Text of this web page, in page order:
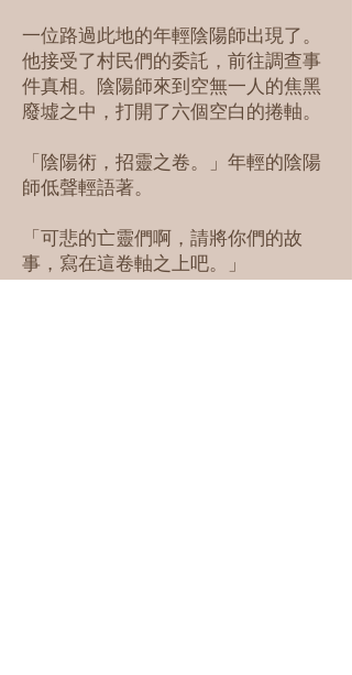
一位路過此地的年輕陰陽師出現了。
他接受了村民們的委託，前往調查事
件真相。陰陽師來到空無一人的焦黑
廢墟之中，打開了六個空白的捲軸。
「陰陽術，招靈之卷。」年輕的陰陽
師低聲輕語著。
「可悲的亡靈們啊，請將你們的故
事，寫在這卷軸之上吧。」